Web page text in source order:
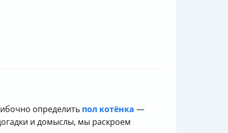
определить пол котёнка —
и домыслы, мы раскроем